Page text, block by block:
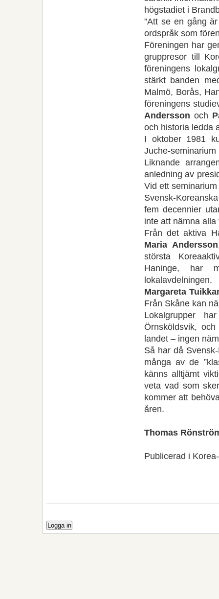
högstadiet i
”Att se en gång
ordspråk som
Föreningen har
gruppresor till
föreningens
stärkt banden
Malmö, Borås,
föreningens
Andersson och
och historia ledda
I oktober 1981
Juche-
Liknande
anledning av
Vid ett
Svensk-
fem decennier
inte att nämna
Från det aktiva
Maria Andersson
största
Haninge, har
Margareta
Från Skåne kan
Lokalgrupper
Örnsköldsvik,
landet – ingen
Så har då
många av de
känns alltjämt
veta vad som
kommer att
åren.
Thomas
Publicerad i
Logga in